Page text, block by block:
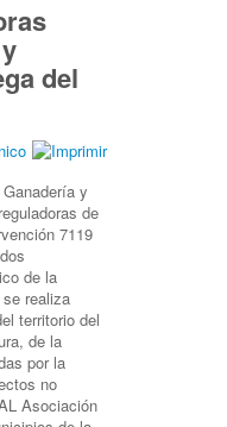
del
y
de
7119
de la
realiza
territorio del
de la
por la
no
Asociación